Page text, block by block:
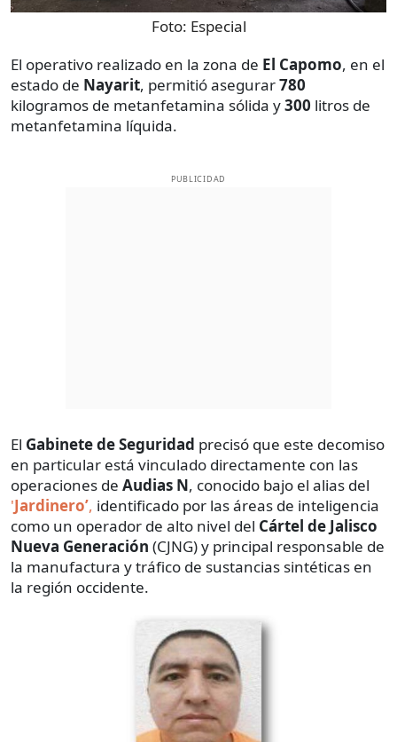
Foto: Especial
El operativo realizado en la zona de El Capomo, en el
estado de Nayarit, permitió asegurar780
kilogramos de metanfetamina sólida y300 litros de
metanfetamina líquida.
PUBLICIDAD
El Gabinete de Seguridad precisó que este decomiso
en particular está vinculado directamente con las
operaciones de Audias N, conocido bajo el alias del
'Jardinero’, identificado por las áreas de inteligencia
como un operador de alto nivel del Cártel de Jalisco
Nueva Generación (CJNG) y principal responsable de
la manufactura y tráfico de sustancias sintéticas en
la región occidente.